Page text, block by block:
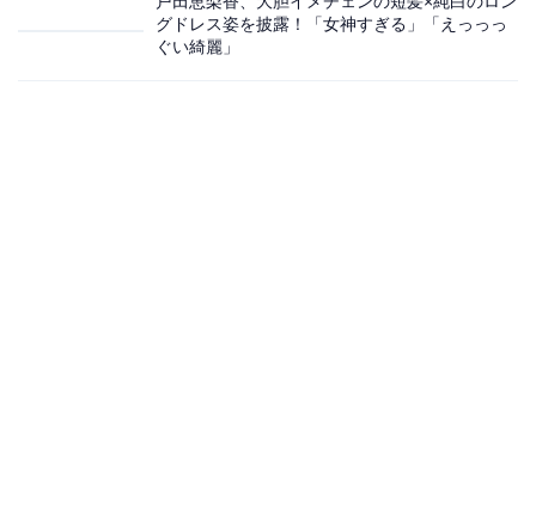
グドレス姿を披露！「女神すぎる」「えっっっ
ぐい綺麗」